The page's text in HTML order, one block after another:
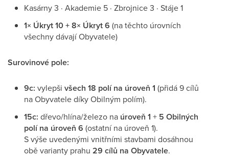
Kasárny 3 · Akademie 5 · Zbrojnice 3 · Stáje 1
1× Úkryt 10 + 8× Úkryt 6 (na těchto úrovních
všechny dávají Obyvatele)
Surovinové pole:
9c: vylepši všech 18 polí na úroveň 1 (přidá 9 cílů
na Obyvatele díky Obilným polím).
15c: dřevo/hlína/železo na úroveň 1 + 5 Obilných
polí na úroveň 6 (ostatní na úroveň 1).
S výše uvedenými vnitřními stavbami dosáhnou
obě varianty prahu 29 cílů na Obyvatele.